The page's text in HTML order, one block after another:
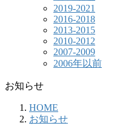
2019-2021
2016-2018
2013-2015
2010-2012
2007-2009
2006年以前
お知らせ
HOME
お知らせ